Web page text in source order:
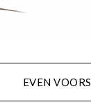
EVEN